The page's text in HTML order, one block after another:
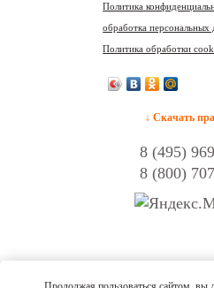
Политика
обработка персональных
Политика обработки
↓ Скачать
8 (495)
8 (800)